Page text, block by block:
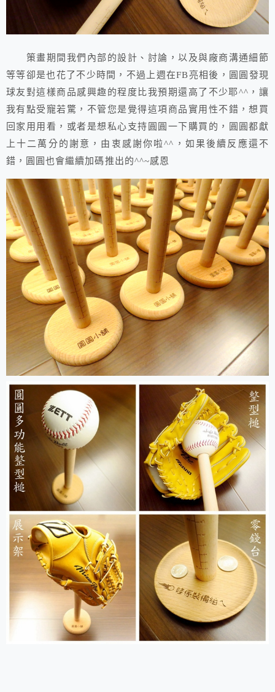
策畫期間我們內部的設計、討論，以及與廠商溝通細節
等等卻是也花了不少時間，不過上週在FB亮相後，圓圓發現
球友對這樣商品感興趣的程度比我預期還高了不少耶^^，讓
我有點受寵若驚，不管您是覺得這項商品實用性不錯，想買
回家用用看，或者是想私心支持圓圓一下購買的，圓圓都獻
上十二萬分的謝意，由衷感謝你啦^^，如果後續反應還不
錯，圓圓也會繼續加碼推出的^^~感恩